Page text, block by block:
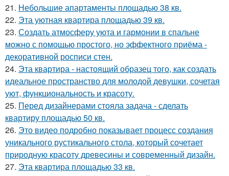
21. Небольшие апартаменты площадью 38 кв.
22. Эта уютная квартира площадью 39 кв.
23. Создать атмосферу уюта и гармонии в спальне
можно с помощью простого, но эффектного приёма -
декоративной росписи стен.
24. Эта квартира - настоящий образец того, как создать
идеальное пространство для молодой девушки, сочетая
уют, функциональность и красоту.
25. Перед дизайнерами стояла задача - сделать
квартиру площадью 50 кв.
26. Это видео подробно показывает процесс создания
уникального рустикального стола, который сочетает
природную красоту древесины и современный дизайн.
27. Эта квартира площадью 33 кв.